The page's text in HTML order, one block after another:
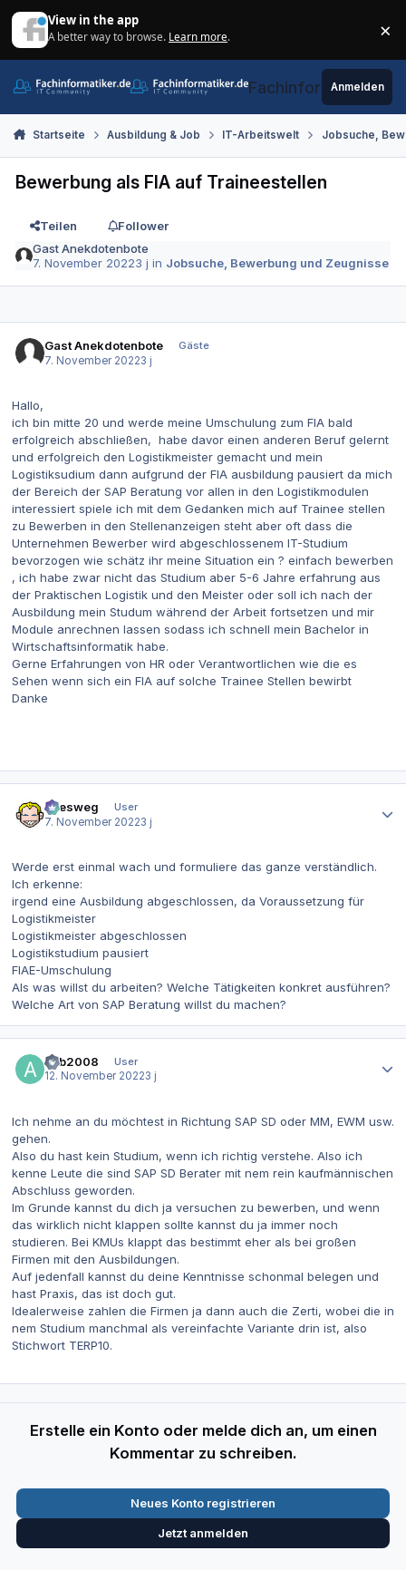
View in the app
A better way to browse. Learn more. ×
Fachinformatiker.de
Anmelden
Startseite Ausbildung & Job IT-Arbeitswelt Jobsuche,
Bewerbung als FIA auf Traineestellen
Teilen
Follower
Gast Anekdotenbote
7. November 20223 j in Jobsuche, Bewerbung und Zeugnisse
Gast Anekdotenbote
Gäste
7. November 20223 j
Hallo,
ich bin mitte 20 und werde meine Umschulung zum FIA bald
erfolgreich abschließen, habe davor einen anderen Beruf gelernt
und erfolgreich den Logistikmeister gemacht und mein
Logistiksudium dann aufgrund der FIA ausbildung pausiert da mich
der Bereich der SAP Beratung vor allen in den Logistikmodulen
interessiert spiele ich mit dem Gedanken mich auf Trainee stellen
zu Bewerben in den Stellenanzeigen steht aber oft dass die
Unternehmen Bewerber wird abgeschlossenem IT-Studium
bevorzogen wie schätz ihr meine Situation ein ? einfach bewerben
, ich habe zwar nicht das Studium aber 5-6 Jahre erfahrung aus
der Praktischen Logistik und den Meister oder soll ich nach der
Ausbildung mein Studum während der Arbeit fortsetzen und mir
Module anrechnen lassen sodass ich schnell mein Bachelor in
Wirtschaftsinformatik habe.
Gerne Erfahrungen von HR oder Verantwortlichen wie die es
Sehen wenn sich ein FIA auf solche Trainee Stellen bewirbt
Danke
allesweg
User
7. November 20223 j
Werde erst einmal wach und formuliere das ganze verständlich.
Ich erkenne:
irgend eine Ausbildung abgeschlossen, da Voraussetzung für
Logistikmeister
Logistikmeister abgeschlossen
Logistikstudium pausiert
FIAE-Umschulung
Als was willst du arbeiten? Welche Tätigkeiten konkret ausführen?
Welche Art von SAP Beratung willst du machen?
aub2008
User
12. November 20223 j
Ich nehme an du möchtest in Richtung SAP SD oder MM, EWM usw.
gehen.
Also du hast kein Studium, wenn ich richtig verstehe. Also ich
kenne Leute die sind SAP SD Berater mit nem rein kaufmännischen
Abschluss geworden.
Im Grunde kannst du dich ja versuchen zu bewerben, und wenn
das wirklich nicht klappen sollte kannst du ja immer noch
studieren. Bei KMUs klappt das bestimmt eher als bei großen
Firmen mit den Ausbildungen.
Auf jedenfall kannst du deine Kenntnisse schonmal belegen und
hast Praxis, das ist doch gut.
Idealerweise zahlen die Firmen ja dann auch die Zerti, wobei die in
nem Studium manchmal als vereinfachte Variante drin ist, also
Stichwort TERP10.
Erstelle ein Konto oder melde dich an, um einen
Kommentar zu schreiben.
Neues Konto registrieren
Jetzt anmelden